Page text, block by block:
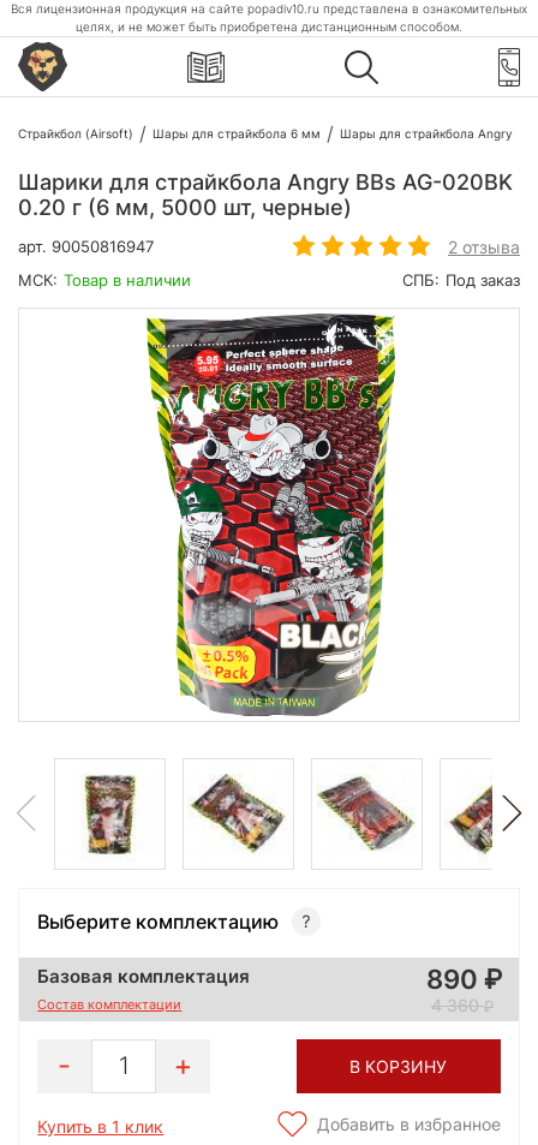
Вся лицензионная продукция на сайте popadiv10.ru представлена в ознакомительных
целях, и не может быть приобретена дистанционным способом.
Страйкбол (Airsoft) Шары для страйкбола 6 мм Шары для страйкбола Angry
Шарики для страйкбола Angry BBs AG-020BK
0.20 г (6 мм, 5000 шт, черные)
арт. 90050816947 2 отзыва
МСК: Товар в наличии СПБ: Под заказ
Выберите комплектацию
Базовая комплектация
Состав комплектации
890
4 360
1 В КОРЗИНУ
Купить в 1 клик
Добавить в избранное